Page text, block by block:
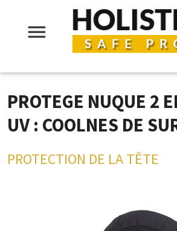
menu
PROTEGE NUQUE 2
UV : COOLNES DE
PROTECTION DE LA TÊTE